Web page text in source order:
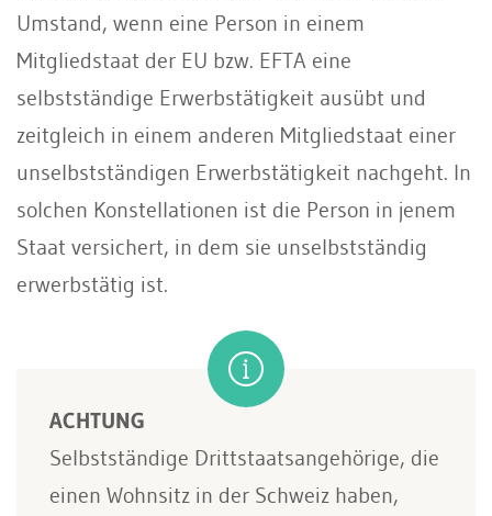
Umstand, wenn eine Person in einem
Mitgliedstaat der EU bzw. EFTA eine
selbstständige Erwerbstätigkeit ausübt und
zeitgleich in einem anderen Mitgliedstaat einer
unselbstständigen Erwerbstätigkeit nachgeht. In
solchen Konstellationen ist die Person in jenem
Staat versichert, in dem sie unselbstständig
erwerbstätig ist.
ACHTUNG
Selbstständige Drittstaatsangehörige, die
einen Wohnsitz in der Schweiz haben,